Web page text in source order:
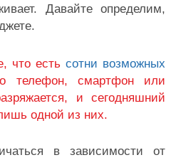
Давайте определим,
что есть сотни возможных
телефон, смартфон или
и сегодняшний
одной из них.
в зависимости от